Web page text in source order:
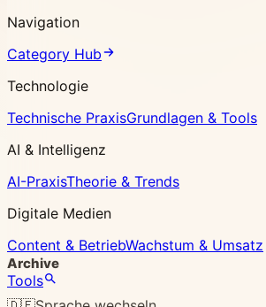
Navigation
Category Hub
Technologie
Technische PraxisGrundlagen & Tools
AI & Intelligenz
AI-PraxisTheorie & Trends
Digitale Medien
Content & BetriebWachstum & Umsatz
Archive
Tools